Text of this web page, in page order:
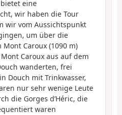
eine
wir haben die Tour
wir vom Aussichtspunkt
um über die
Caroux (1090 m)
Caroux aus auf dem
wanderten, frei
Douch mit Trinkwasser,
nur sehr wenige Leute
die Gorges d’Héric, die
waren